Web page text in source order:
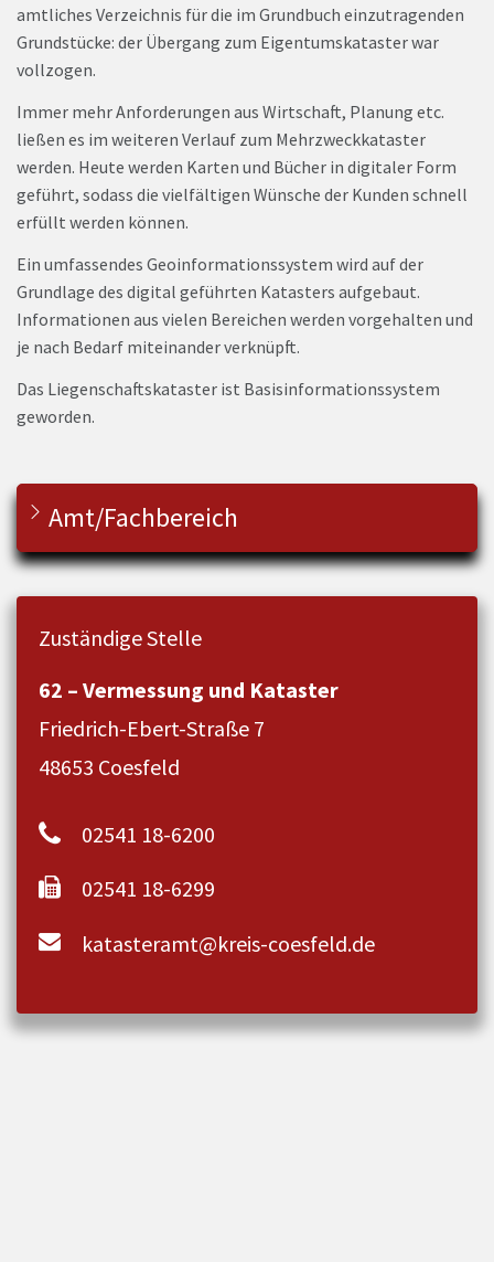
amtliches Verzeichnis für die im Grundbuch einzutragenden
Grundstücke: der Übergang zum Eigentumskataster war
vollzogen.
Immer mehr Anforderungen aus Wirtschaft, Planung etc.
ließen es im weiteren Verlauf zum Mehrzweckkataster
werden. Heute werden Karten und Bücher in digitaler Form
geführt, sodass die vielfältigen Wünsche der Kunden schnell
erfüllt werden können.
Ein umfassendes Geoinformationssystem wird auf der
Grundlage des digital geführten Katasters aufgebaut.
Informationen aus vielen Bereichen werden vorgehalten und
je nach Bedarf miteinander verknüpft.
Das Liegenschaftskataster ist Basisinformationssystem
geworden.
Amt/Fachbereich
Zuständige Stelle
62 – Vermessung und Kataster
Friedrich-Ebert-Straße 7
48653 Coesfeld
02541 18-6200
02541 18-6299
katasteramt@kreis-coesfeld.de